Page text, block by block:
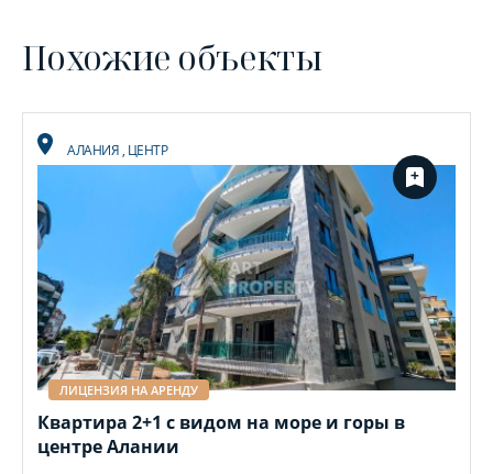
Похожие объекты
АЛАНИЯ, ЦЕНТР
ЛИЦЕНЗИЯ НА АРЕНДУ
Квартира 2+1 с видом на море и горы в
центре Алании